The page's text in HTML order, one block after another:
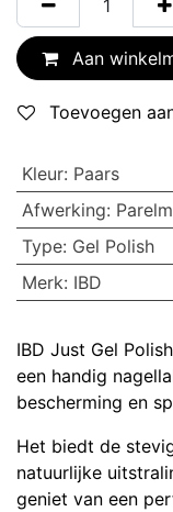
IBD Just Gel
een handig
bescherming en
Het biedt de
natuurlijke
geniet van een
Aan
Toevoegen
Kleur: Paars
Afwerking:
Type: Gel Polish
Merk: IBD